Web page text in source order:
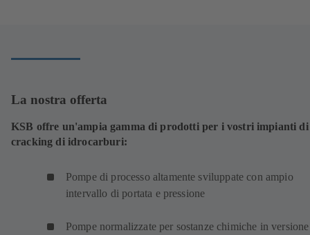
La nostra offerta
KSB offre un'ampia gamma di prodotti per i vostri impianti di
cracking di idrocarburi:
Pompe di processo altamente sviluppate con ampio
intervallo di portata e pressione
Pompe normalizzate per sostanze chimiche in versione